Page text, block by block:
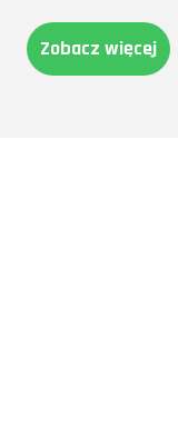
Zobacz więcej